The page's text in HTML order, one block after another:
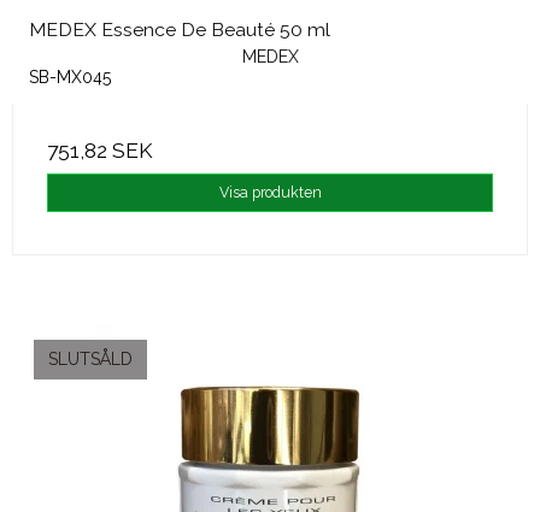
MEDEX Essence De Beauté 50 ml
MEDEX
SB-MX045
751,82 SEK
Visa produkten
SLUTSÅLD